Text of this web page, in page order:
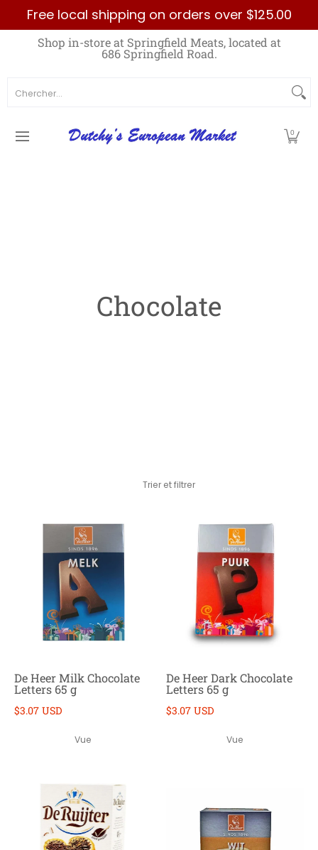
Passer au contenu principal
Free local shipping on orders over $125.00
Home Best Sellers List Specials
Shop in-store at Springfield Meats, located at
686 Springfield Road.
0
Chocolate
Trier et filtrer
De Heer Milk Chocolate
Letters 65 g
$3.07 USD
Vue
De Heer Dark Chocolate
Letters 65 g
$3.07 USD
Vue